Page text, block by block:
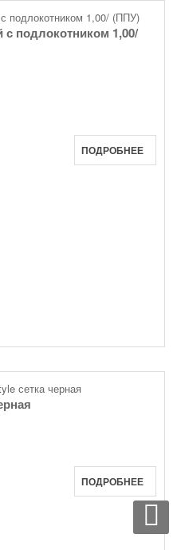
с подлокотником 1,00/
ПОДРОБНЕЕ
ПОДРОБНЕЕ